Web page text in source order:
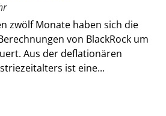
zwölf Monate haben sich die
von BlackRock um
Aus der deflationären
ist eine...